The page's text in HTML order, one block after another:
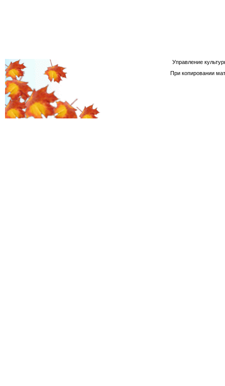
Управление
При копировании